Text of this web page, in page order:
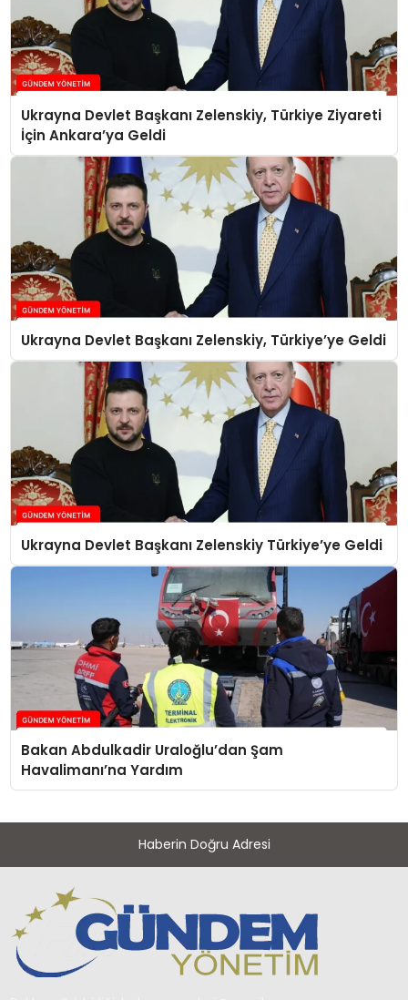
Ukrayna Devlet Başkanı Zelenskiy, Türkiye Ziyareti
İçin Ankara’ya Geldi
Ukrayna Devlet Başkanı Zelenskiy, Türkiye’ye Geldi
Ukrayna Devlet Başkanı Zelenskiy Türkiye’ye Geldi
Bakan Abdulkadir Uraloğlu’dan Şam
Havalimanı’na Yardım
Haberin Doğru Adresi